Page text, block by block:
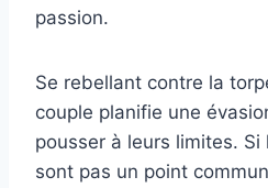
passion.
Se rebellant contre la
couple planifie une
pousser à leurs limites. Si
sont pas un point